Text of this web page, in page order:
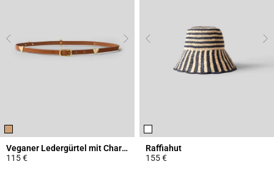
Veganer Ledergürtel mit Charms
115 €
Raffiahut
155 €